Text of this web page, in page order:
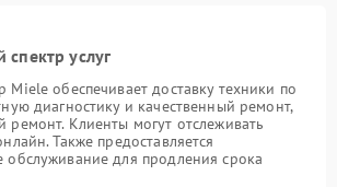
услуг
Miele обеспечивает доставку техники по
диагностику и качественный ремонт,
ремонт. Клиенты могут отслеживать
Также предоставляется
обслуживание для продления срока